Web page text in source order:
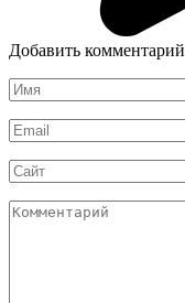
Добавить комментарий
Имя
*
Email
*
Сайт
Комментарий